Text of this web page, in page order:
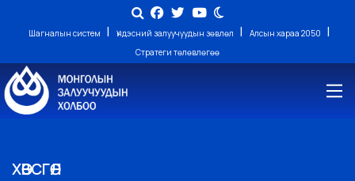
Шагналын систем | Үндэсний залуучуудын зөвлөл | Алсын хараа 2050 |
Стратеги төлөвлөгөө
ХӨВСГӨЛ